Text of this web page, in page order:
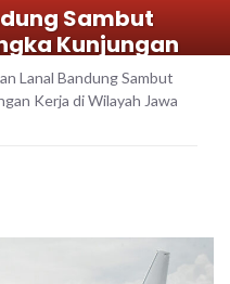
Sambut
Kunjungan
Barat
Lanal Bandung Sambut
Kerja di Wilayah Jawa